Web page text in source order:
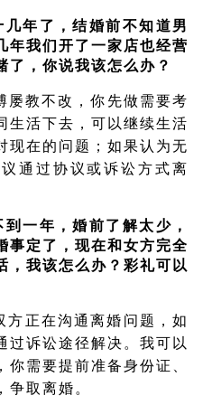
几年了，结婚前不知道男
年我们开了一家店也经营
了，你说我该怎么办？
屡教不改，你先做需要考
生活下去，可以继续生活
现在的问题；如果认为无
通过协议或诉讼方式离
一年，婚前了解太少，
事定了，现在和女方完全
， 我该怎么办？彩礼可以
方正在沟通离婚问题，如
过诉讼途径解决。我可以
你需要提前准备身份证、
争取离婚。